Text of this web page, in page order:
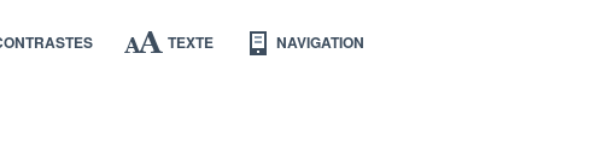
TEXTE NAVIGATION